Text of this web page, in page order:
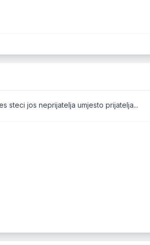
steci jos neprijatelja umjesto prijatelja...